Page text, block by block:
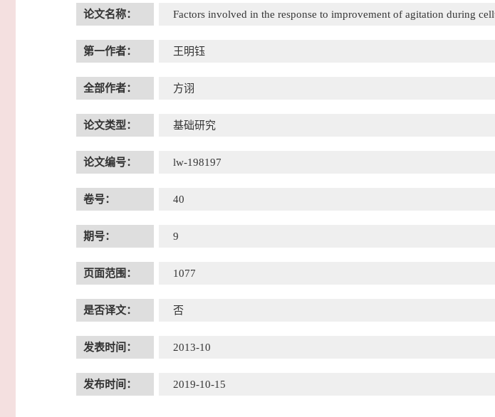
论文名称： Factors involved in the response to improvement of agitation during
第一作者： 王明钰
全部作者： 方诩
论文类型： 基础研究
论文编号： lw-198197
卷号： 40
期号： 9
页面范围： 1077
是否译文： 否
发表时间： 2013-10
发布时间： 2019-10-15